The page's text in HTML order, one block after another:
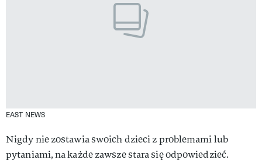
EAST NEWS
Nigdy nie zostawia swoich dzieci z problemami lub
pytaniami, na każde zawsze stara się odpowiedzieć.